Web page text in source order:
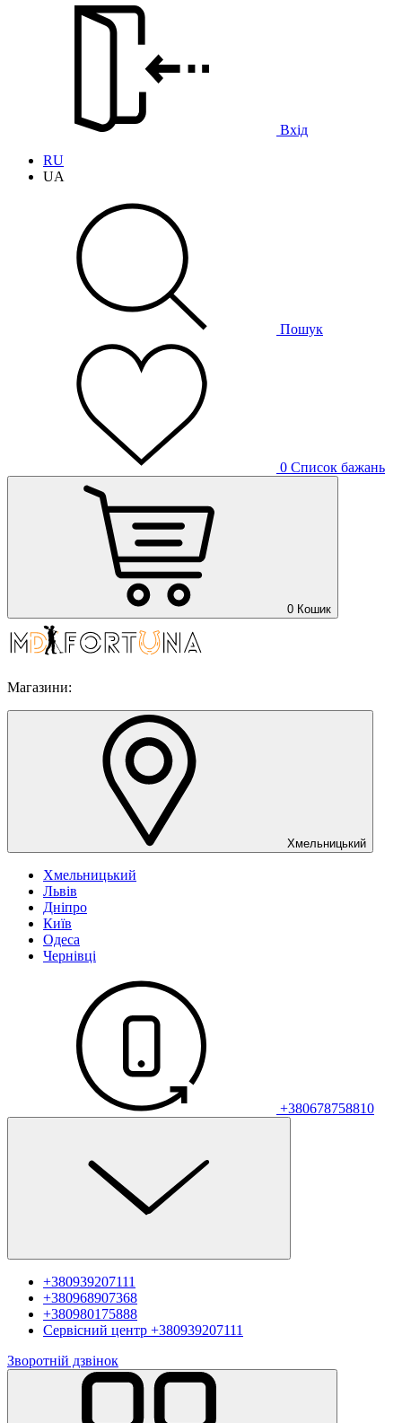
Вхід
RU
UA
Пошук
0 Список бажань
0 Кошик
Магазини:
Хмельницький
Хмельницький
Львів
Дніпро
Київ
Одеса
Чернівці
+380678758810
+380939207111
+380968907368
+380980175888
Сервісний центр +380939207111
Зворотній дзвінок